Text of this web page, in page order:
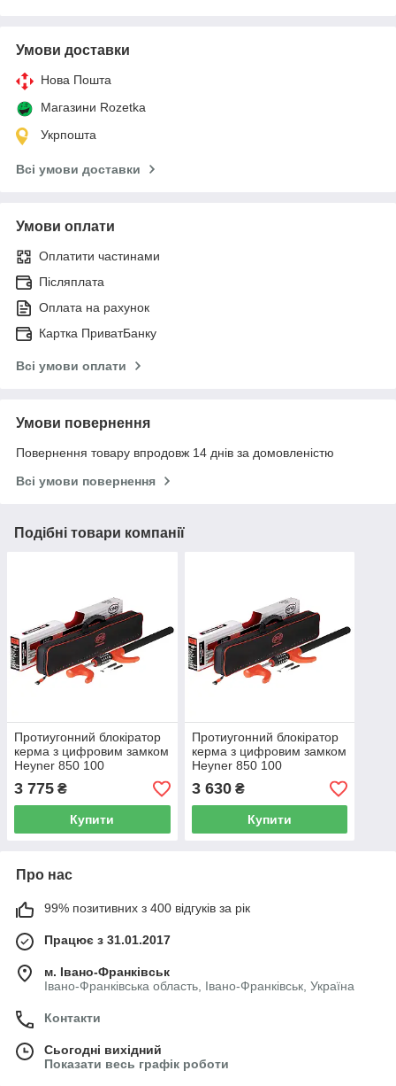
Умови доставки
Нова Пошта
Магазини Rozetka
Укрпошта
Всі умови доставки
Умови оплати
Оплатити частинами
Післяплата
Оплата на рахунок
Картка ПриватБанку
Всі умови оплати
Умови повернення
Повернення товару впродовж 14 днів за домовленістю
Всі умови повернення
Подібні товари компанії
Протиугонний блокіратор
керма з цифровим замком
Heyner 850 100
3 775 ₴
Купити
Протиугонний блокіратор
керма з цифровим замком
Heyner 850 100
3 630₴
Купити
Про нас
99% позитивних з 400 відгуків за рік
Працює з 31.01.2017
м. Івано-Франківськ
Івано-Франківська область, Івано-Франківськ, Україна
Контакти
Сьогодні вихідний
Показати весь графік роботи